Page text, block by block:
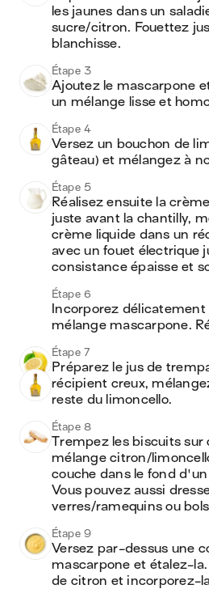
les jaunes dans un
sucre/citron. Fouettez
blanchisse.
Étape 3
Ajoutez le mascarpone
un mélange lisse et
Étape 4
Versez un bouchon de
gâteau) et mélangez à
Étape 5
Réalisez ensuite la
juste avant la chantilly,
crème liquide dans un
avec un fouet électrique
consistance épaisse et
Étape 6
Incorporez
mélange mascarpone.
Étape 7
Préparez le jus de
récipient creux,
reste du limoncello.
Étape 8
Trempez les biscuits sur
mélange citron/
couche dans le fond
Vous pouvez aussi
verres/ramequins ou
Étape 9
Versez par-dessus une
mascarpone et étalez-
de citron et incorporez-